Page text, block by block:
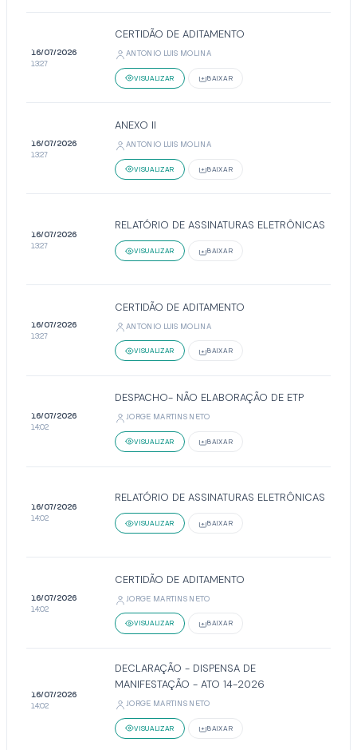
16/07/2026
13:27
CERTIDÃO DE ADITAMENTO
ANTONIO LUIS MOLINA
VISUALIZAR BAIXAR
16/07/2026
13:27
ANEXO II
ANTONIO LUIS MOLINA
VISUALIZAR BAIXAR
16/07/2026
13:27
RELATÓRIO DE ASSINATURAS ELETRÔNICAS
VISUALIZAR BAIXAR
16/07/2026
13:27
CERTIDÃO DE ADITAMENTO
ANTONIO LUIS MOLINA
VISUALIZAR BAIXAR
16/07/2026
14:02
DESPACHO- NÃO ELABORAÇÃO DE ETP
JORGE MARTINS NETO
VISUALIZAR BAIXAR
16/07/2026
14:02
RELATÓRIO DE ASSINATURAS ELETRÔNICAS
VISUALIZAR BAIXAR
16/07/2026
14:02
CERTIDÃO DE ADITAMENTO
JORGE MARTINS NETO
VISUALIZAR BAIXAR
16/07/2026
14:02
DECLARAÇÃO - DISPENSA DE
MANIFESTAÇÃO - ATO 14-2026
JORGE MARTINS NETO
VISUALIZAR BAIXAR